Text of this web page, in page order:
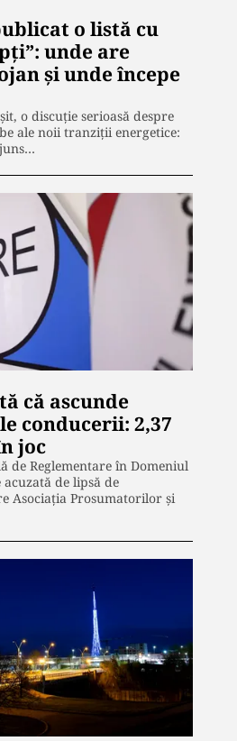
o listă cu
unde are
și unde începe
o discuție serioasă despre
ale noii tranziții energetice:
că ascunde
conducerii: 2,37
joc
de Reglementare în Domeniul
acuzată de lipsă de
Asociația Prosumatorilor și